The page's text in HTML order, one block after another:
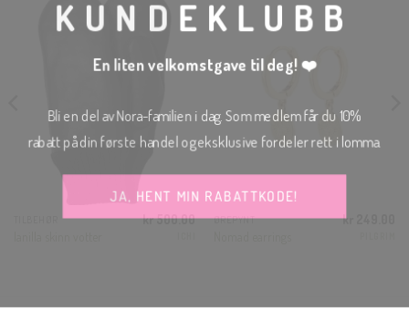
kr500.00 ØREPYNT kr
KUNDEKLUBB
En liten velkomstgave til deg! ❤️
Bli en del av Nora-familien i dag. Som medlem får du 10%
rabatt på din første handel og eksklusive fordeler rett i lomma.
JA, HENT MIN RABATTKODE!
Nei takk, Jeg er ikke interessert